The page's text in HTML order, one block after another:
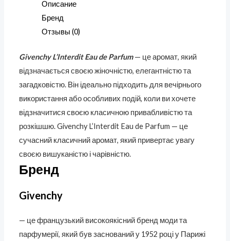
Описание
Бренд
Отзывы (0)
Givenchy L’Interdit Eau de Parfum— це аромат, який
відзначається своєю жіночністю, елегантністю та
загадковістю. Він ідеально підходить для вечірнього
використання або особливих подій, коли ви хочете
відзначитися своєю класичною привабливістю та
розкішшю. Givenchy L’Interdit Eau de Parfum — це
сучасний класичний аромат, який привертає увагу
своєю вишуканістю і чарівністю.
Бренд
Givenchy
— це французький високоякісний бренд моди та
парфумерії, який був заснований у 1952 році у Парижі